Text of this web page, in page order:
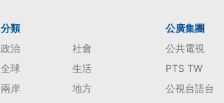
分類
政治
社會
全球
生活
兩岸
地方
公廣集團
公共電視
PTS TW
公視台語台